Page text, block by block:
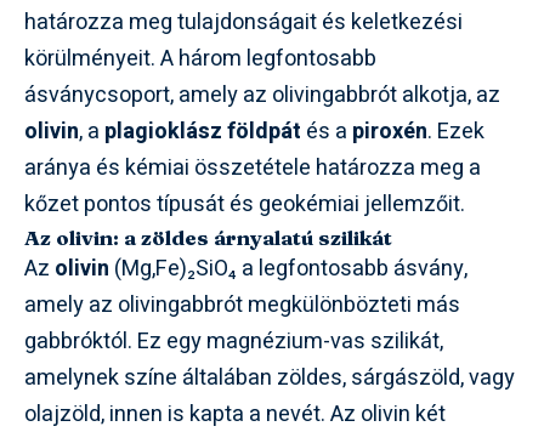
határozza meg tulajdonságait és keletkezési
körülményeit. A három legfontosabb
ásványcsoport, amely az olivingabbrót alkotja, az
olivin, a plagioklász földpát és a piroxén. Ezek
aránya és kémiai összetétele határozza meg a
kőzet pontos típusát és geokémiai jellemzőit.
Az olivin: a zöldes árnyalatú szilikát
Az olivin (Mg,Fe)₂SiO₄ a legfontosabb ásvány,
amely az olivingabbrót megkülönbözteti más
gabbróktól. Ez egy magnézium-vas szilikát,
amelynek színe általában zöldes, sárgászöld, vagy
olajzöld, innen is kapta a nevét. Az olivin két